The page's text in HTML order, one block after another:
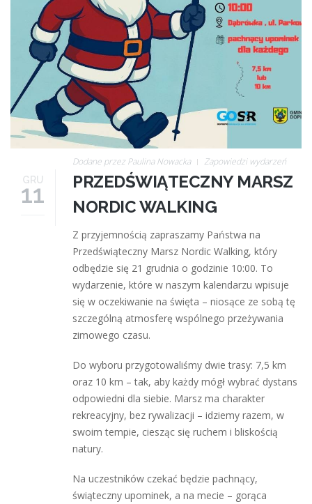
GRU
11
Dodane przez Paulina Nowacka Zapowiedzi wydarzeń
PRZEDŚWIĄTECZNY MARSZ
NORDIC WALKING
Z przyjemnością zapraszamy Państwa na
Przedświąteczny Marsz Nordic Walking, który
odbędzie się 21 grudnia o godzinie 10:00. To
wydarzenie, które w naszym kalendarzu wpisuje
się w oczekiwanie na święta – niosące ze sobą tę
szczególną atmosferę wspólnego przeżywania
zimowego czasu.
Do wyboru przygotowaliśmy dwie trasy: 7,5 km
oraz 10 km – tak, aby każdy mógł wybrać dystans
odpowiedni dla siebie. Marsz ma charakter
rekreacyjny, bez rywalizacji – idziemy razem, w
swoim tempie, ciesząc się ruchem i bliskością
natury.
Na uczestników czekać będzie pachnący,
świąteczny upominek, a na mecie – gorąca